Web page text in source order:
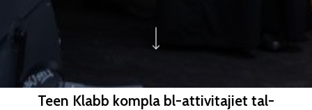
Teen Klabb kompla bl-attivitajiet tal-